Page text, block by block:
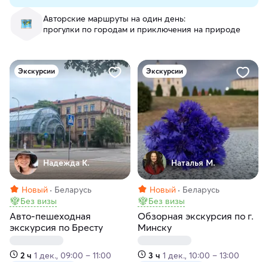
Авторские маршруты на один день:
прогулки по городам и приключения на природе
Экскурсии
Надежда К.
Новый
Беларусь
Без визы
Авто-пешеходная
экскурсия по Бресту
2 ч 1 дек., 09:00 – 11:00
Экскурсии
Наталья М.
Новый
Беларусь
Без визы
Обзорная экскурсия по г.
Минску
3 ч 1 дек., 10:00 – 13:00